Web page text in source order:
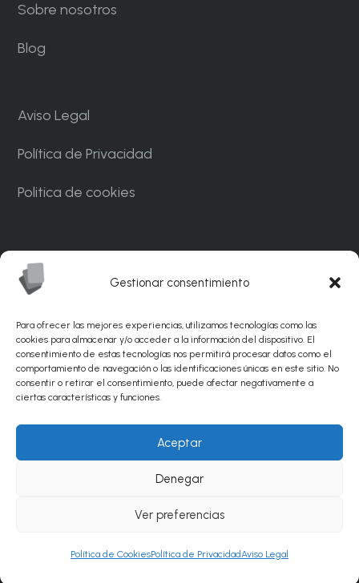
Gestionar consentimiento
Para ofrecer las mejores experiencias, utilizamos tecnologías como las
cookies para almacenar y/o acceder a la información del dispositivo. El
consentimiento de estas tecnologías nos permitirá procesar datos como el
comportamiento de navegación o las identificaciones únicas en este sitio. No
consentir o retirar el consentimiento, puede afectar negativamente a
ciertas características y funciones.
Aceptar
Denegar
Ver preferencias
Política de CookiesPolítica de PrivacidadAviso Legal
Sobre nosotros
Blog
Aviso Legal
Política de Privacidad
Politica de cookies
Industrial CAN MASCARO La Palma de
info@sunflexabrasivos.com
936 881 538
© Sunflex Abrasivos 2026 |
PinkStone.Posicionamiento SEO de páginas web
por Agencia PinkStone.